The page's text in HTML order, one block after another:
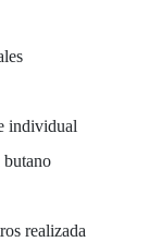
individual
butano
realizada